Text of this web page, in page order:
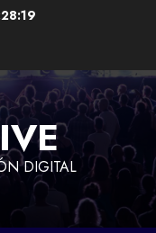
DIGITAL